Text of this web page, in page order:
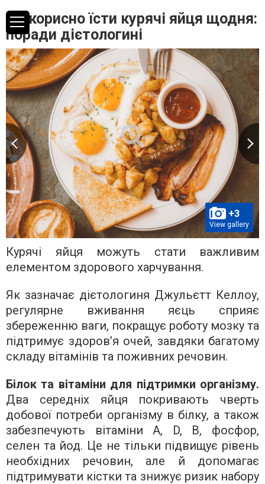
Чи корисно їсти курячі яйця щодня:
поради дієтологині
+3
View gallery
Курячі яйця можуть стати важливим
елементом здорового харчування.
Як зазначає дієтологиня Джульєтт Келлоу,
регулярне вживання яєць сприяє
збереженню ваги, покращує роботу мозку та
підтримує здоров’я очей, завдяки багатому
складу вітамінів та поживних речовин.
Білок та вітаміни для підтримки організму.
Два середніх яйця покривають чверть
добової потреби організму в білку, а також
забезпечують вітаміни A, D, B, фосфор,
селен та йод. Це не тільки підвищує рівень
необхідних речовин, але й допомагає
підтримувати кістки та знижує ризик набору